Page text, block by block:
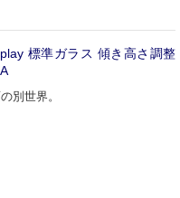
標準ガラス 傾き高さ調整
別世界。